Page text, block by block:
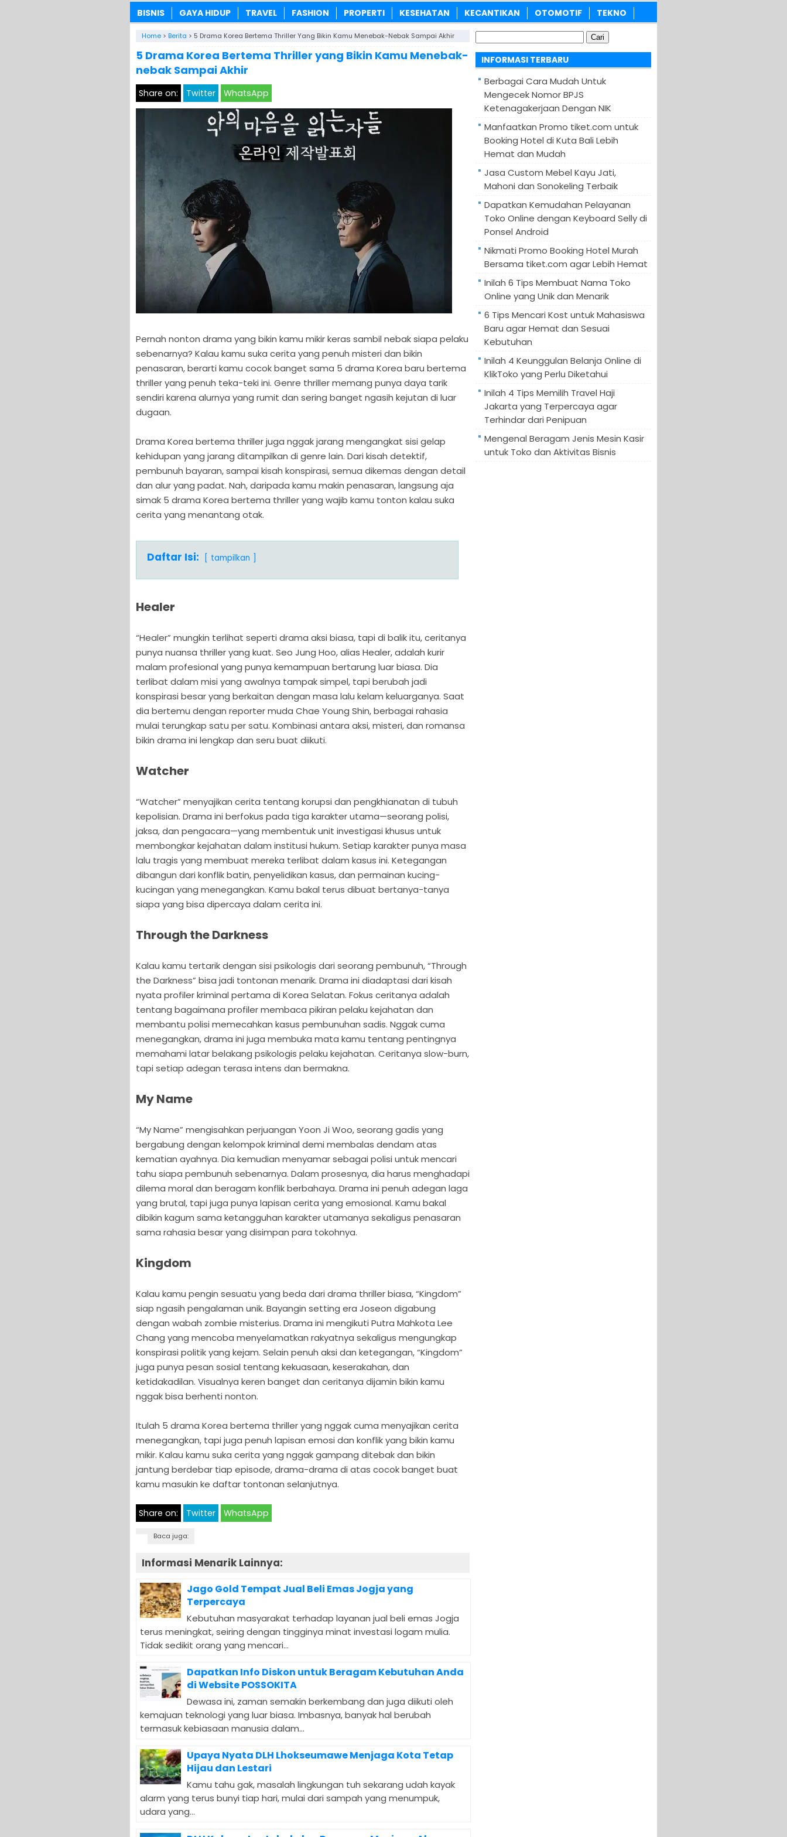
BISNIS GAYA HIDUP TRAVEL FASHION PROPERTI KESEHATAN KECANTIKAN OTOMOTIF TEKNO
Home > Berita > 5 Drama Korea Bertema Thriller Yang Bikin Kamu Menebak-Nebak Sampai Akhir
5 Drama Korea Bertema Thriller yang Bikin Kamu Menebak-
nebak Sampai Akhir
Share on: Twitter WhatsApp
Pernah nonton drama yang bikin kamu mikir keras sambil nebak siapa pelaku
sebenarnya? Kalau kamu suka cerita yang penuh misteri dan bikin
penasaran, berarti kamu cocok banget sama 5 drama Korea baru bertema
thriller yang penuh teka-teki ini. Genre thriller memang punya daya tarik
sendiri karena alurnya yang rumit dan sering banget ngasih kejutan di luar
dugaan.
Drama Korea bertema thriller juga nggak jarang mengangkat sisi gelap
kehidupan yang jarang ditampilkan di genre lain. Dari kisah detektif,
pembunuh bayaran, sampai kisah konspirasi, semua dikemas dengan detail
dan alur yang padat. Nah, daripada kamu makin penasaran, langsung aja
simak 5 drama Korea bertema thriller yang wajib kamu tonton kalau suka
cerita yang menantang otak.
Daftar Isi: tampilkan
Healer
“Healer” mungkin terlihat seperti drama aksi biasa, tapi di balik itu, ceritanya
punya nuansa thriller yang kuat. Seo Jung Hoo, alias Healer, adalah kurir
malam profesional yang punya kemampuan bertarung luar biasa. Dia
terlibat dalam misi yang awalnya tampak simpel, tapi berubah jadi
konspirasi besar yang berkaitan dengan masa lalu kelam keluarganya. Saat
dia bertemu dengan reporter muda Chae Young Shin, berbagai rahasia
mulai terungkap satu per satu. Kombinasi antara aksi, misteri, dan romansa
bikin drama ini lengkap dan seru buat diikuti.
Watcher
“Watcher” menyajikan cerita tentang korupsi dan pengkhianatan di tubuh
kepolisian. Drama ini berfokus pada tiga karakter utama—seorang polisi,
jaksa, dan pengacara—yang membentuk unit investigasi khusus untuk
membongkar kejahatan dalam institusi hukum. Setiap karakter punya masa
lalu tragis yang membuat mereka terlibat dalam kasus ini. Ketegangan
dibangun dari konflik batin, penyelidikan kasus, dan permainan kucing-
kucingan yang menegangkan. Kamu bakal terus dibuat bertanya-tanya
siapa yang bisa dipercaya dalam cerita ini.
Through the Darkness
Kalau kamu tertarik dengan sisi psikologis dari seorang pembunuh, “Through
the Darkness” bisa jadi tontonan menarik. Drama ini diadaptasi dari kisah
nyata profiler kriminal pertama di Korea Selatan. Fokus ceritanya adalah
tentang bagaimana profiler membaca pikiran pelaku kejahatan dan
membantu polisi memecahkan kasus pembunuhan sadis. Nggak cuma
menegangkan, drama ini juga membuka mata kamu tentang pentingnya
memahami latar belakang psikologis pelaku kejahatan. Ceritanya slow-burn,
tapi setiap adegan terasa intens dan bermakna.
My Name
“My Name” mengisahkan perjuangan Yoon Ji Woo, seorang gadis yang
bergabung dengan kelompok kriminal demi membalas dendam atas
kematian ayahnya. Dia kemudian menyamar sebagai polisi untuk mencari
tahu siapa pembunuh sebenarnya. Dalam prosesnya, dia harus menghadapi
dilema moral dan beragam konflik berbahaya. Drama ini penuh adegan laga
yang brutal, tapi juga punya lapisan cerita yang emosional. Kamu bakal
dibikin kagum sama ketangguhan karakter utamanya sekaligus penasaran
sama rahasia besar yang disimpan para tokohnya.
Kingdom
Kalau kamu pengin sesuatu yang beda dari drama thriller biasa, “Kingdom”
siap ngasih pengalaman unik. Bayangin setting era Joseon digabung
dengan wabah zombie misterius. Drama ini mengikuti Putra Mahkota Lee
Chang yang mencoba menyelamatkan rakyatnya sekaligus mengungkap
konspirasi politik yang kejam. Selain penuh aksi dan ketegangan, “Kingdom”
juga punya pesan sosial tentang kekuasaan, keserakahan, dan
ketidakadilan. Visualnya keren banget dan ceritanya dijamin bikin kamu
nggak bisa berhenti nonton.
Itulah 5 drama Korea bertema thriller yang nggak cuma menyajikan cerita
menegangkan, tapi juga penuh lapisan emosi dan konflik yang bikin kamu
mikir. Kalau kamu suka cerita yang nggak gampang ditebak dan bikin
jantung berdebar tiap episode, drama-drama di atas cocok banget buat
kamu masukin ke daftar tontonan selanjutnya.
Share on: Twitter WhatsApp
Baca juga:
Informasi Menarik Lainnya:
Jago Gold Tempat Jual Beli Emas Jogja yang
Terpercaya
Kebutuhan masyarakat terhadap layanan jual beli emas Jogja
terus meningkat, seiring dengan tingginya minat investasi logam mulia.
Tidak sedikit orang yang mencari...
Dapatkan Info Diskon untuk Beragam Kebutuhan Anda
di Website POSSOKITA
Dewasa ini, zaman semakin berkembang dan juga diikuti oleh
kemajuan teknologi yang luar biasa. Imbasnya, banyak hal berubah
termasuk kebiasaan manusia dalam...
Upaya Nyata DLH Lhokseumawe Menjaga Kota Tetap
Hijau dan Lestari
Kamu tahu gak, masalah lingkungan tuh sekarang udah kayak
alarm yang terus bunyi tiap hari, mulai dari sampah yang menumpuk,
udara yang...
untuk:
INFORMASI TERBARU
Berbagai Cara Mudah Untuk
Mengecek Nomor BPJS
Ketenagakerjaan Dengan NIK
Manfaatkan Promo tiket.com untuk
Booking Hotel di Kuta Bali Lebih
Hemat dan Mudah
Jasa Custom Mebel Kayu Jati,
Mahoni dan Sonokeling Terbaik
Dapatkan Kemudahan Pelayanan
Toko Online dengan Keyboard Selly di
Ponsel Android
Nikmati Promo Booking Hotel Murah
Bersama tiket.com agar Lebih Hemat
Inilah 6 Tips Membuat Nama Toko
Online yang Unik dan Menarik
6 Tips Mencari Kost untuk Mahasiswa
Baru agar Hemat dan Sesuai
Kebutuhan
Inilah 4 Keunggulan Belanja Online di
KlikToko yang Perlu Diketahui
Inilah 4 Tips Memilih Travel Haji
Jakarta yang Terpercaya agar
Terhindar dari Penipuan
Mengenal Beragam Jenis Mesin Kasir
untuk Toko dan Aktivitas Bisnis